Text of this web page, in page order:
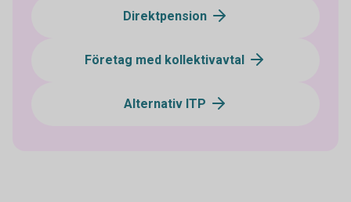
Direktpension
Företag med kollektivavtal
Alternativ ITP